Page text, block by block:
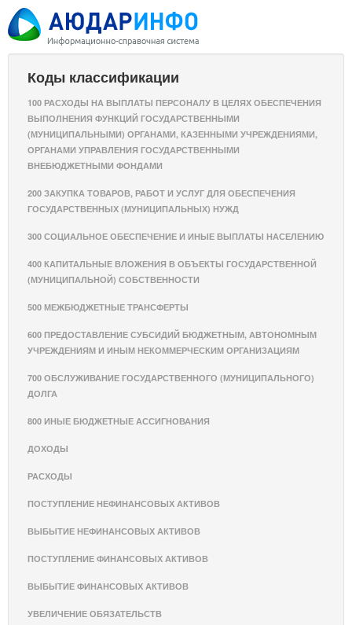
Коды классификации
100 РАСХОДЫ НА ВЫПЛАТЫ ПЕРСОНАЛУ В ЦЕЛЯХ ОБЕСПЕЧЕНИЯ
ВЫПОЛНЕНИЯ ФУНКЦИЙ ГОСУДАРСТВЕННЫМИ
(МУНИЦИПАЛЬНЫМИ) ОРГАНАМИ, КАЗЕННЫМИ УЧРЕЖДЕНИЯМИ,
ОРГАНАМИ УПРАВЛЕНИЯ ГОСУДАРСТВЕННЫМИ
ВНЕБЮДЖЕТНЫМИ ФОНДАМИ
200 ЗАКУПКА ТОВАРОВ, РАБОТ И УСЛУГ ДЛЯ ОБЕСПЕЧЕНИЯ
ГОСУДАРСТВЕННЫХ (МУНИЦИПАЛЬНЫХ) НУЖД
300 СОЦИАЛЬНОЕ ОБЕСПЕЧЕНИЕ И ИНЫЕ ВЫПЛАТЫ НАСЕЛЕНИЮ
400 КАПИТАЛЬНЫЕ ВЛОЖЕНИЯ В ОБЪЕКТЫ ГОСУДАРСТВЕННОЙ
(МУНИЦИПАЛЬНОЙ) СОБСТВЕННОСТИ
500 МЕЖБЮДЖЕТНЫЕ ТРАНСФЕРТЫ
600 ПРЕДОСТАВЛЕНИЕ СУБСИДИЙ БЮДЖЕТНЫМ, АВТОНОМНЫМ
УЧРЕЖДЕНИЯМ И ИНЫМ НЕКОММЕРЧЕСКИМ ОРГАНИЗАЦИЯМ
700 ОБСЛУЖИВАНИЕ ГОСУДАРСТВЕННОГО (МУНИЦИПАЛЬНОГО)
ДОЛГА
800 ИНЫЕ БЮДЖЕТНЫЕ АССИГНОВАНИЯ
ДОХОДЫ
РАСХОДЫ
ПОСТУПЛЕНИЕ НЕФИНАНСОВЫХ АКТИВОВ
ВЫБЫТИЕ НЕФИНАНСОВЫХ АКТИВОВ
ПОСТУПЛЕНИЕ ФИНАНСОВЫХ АКТИВОВ
ВЫБЫТИЕ ФИНАНСОВЫХ АКТИВОВ
УВЕЛИЧЕНИЕ ОБЯЗАТЕЛЬСТВ